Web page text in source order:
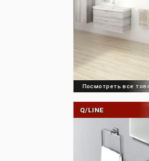
Посмотреть
OCEAN